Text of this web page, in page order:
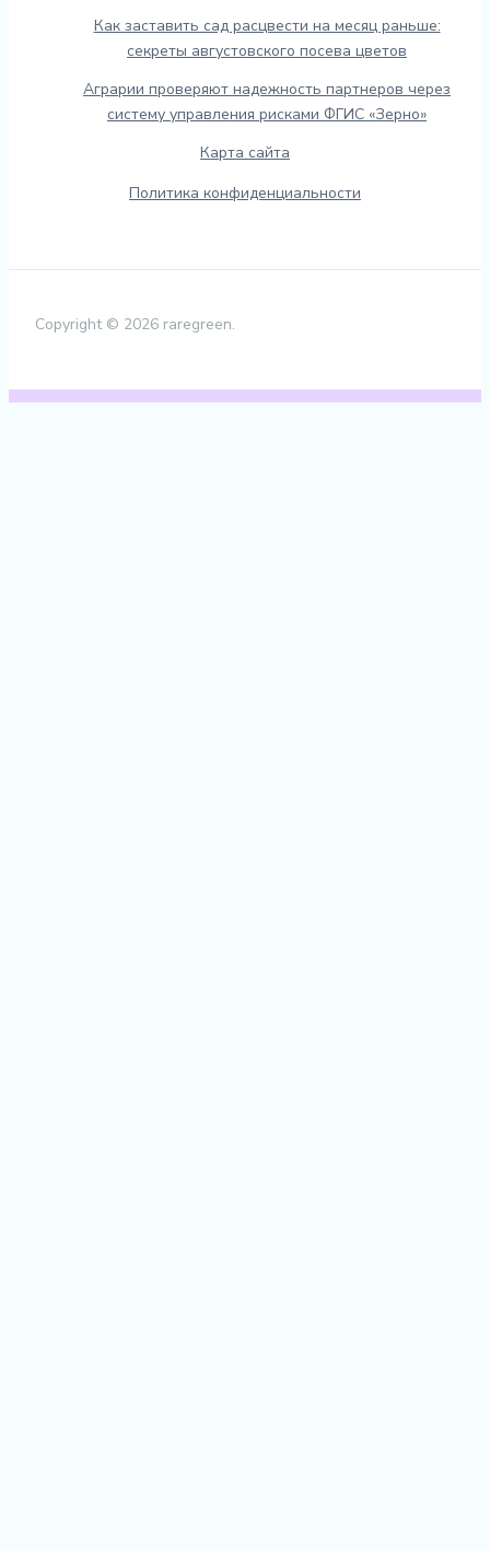
Как заставить сад расцвести на месяц раньше:
секреты августовского посева цветов
Аграрии проверяют надежность партнеров через
систему управления рисками ФГИС «Зерно»
Карта сайта
Политика конфиденциальности
Copyright © 2026 raregreen.